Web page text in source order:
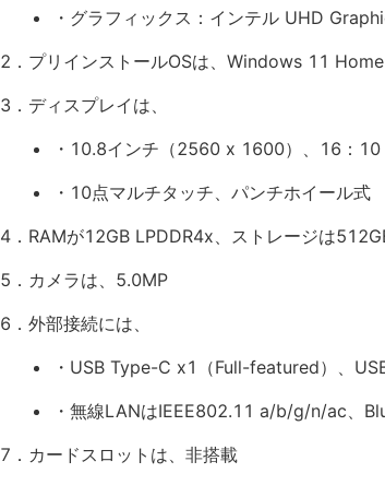
・グラフィックス：インテル UHD
2．プリインストールOSは、Windows 11 Home
3．ディスプレイは、
・10.8インチ（2560 x 1600）、16：10
・10点マルチタッチ、パンチホイール式
4．RAMが12GB LPDDR4x、ストレージは
5．カメラは、5.0MP
6．外部接続には、
・USB Type-C x1（Full-featured）、
・無線LANはIEEE802.11 a/b/g/n/ac、
7．カードスロットは、非搭載